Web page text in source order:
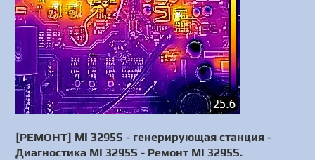
[РЕМОНТ] MI 3295S - генерирующая станция -
Диагностика MI 3295S - Ремонт MI 3295S.